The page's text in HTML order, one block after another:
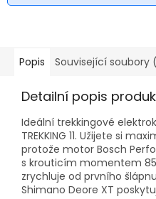
Popis Související soubory
Detailní popis
Ideální trekkingové
TREKKING 11. Užijete si
protože motor Bosch
s krouticím momentem
zrychluje od prvního
Shimano Deore XT